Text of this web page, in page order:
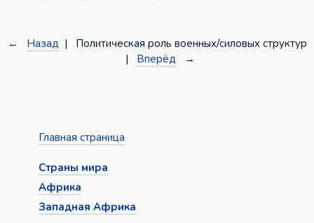
← Назад | Политическая роль военных/силовых структур
| Вперёд →
Главная страница
Страны мира
Африка
Западная Африка